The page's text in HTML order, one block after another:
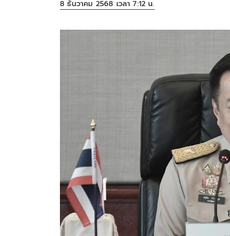
8 ธันวาคม 2568 เวลา 7:12 น.